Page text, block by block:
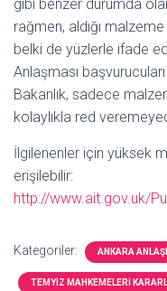
gibi benzer durumda
rağmen, aldığı malzeme
belki de yüzlerle ifade
Anlaşması
Bakanlık, sadece
kolaylıkla red
İlgilenenler için yüksek
erişilebilir:
http://www.ait.gov.uk/
Kategoriler: ANKARA
TEMYIZ MAHKEMELERI